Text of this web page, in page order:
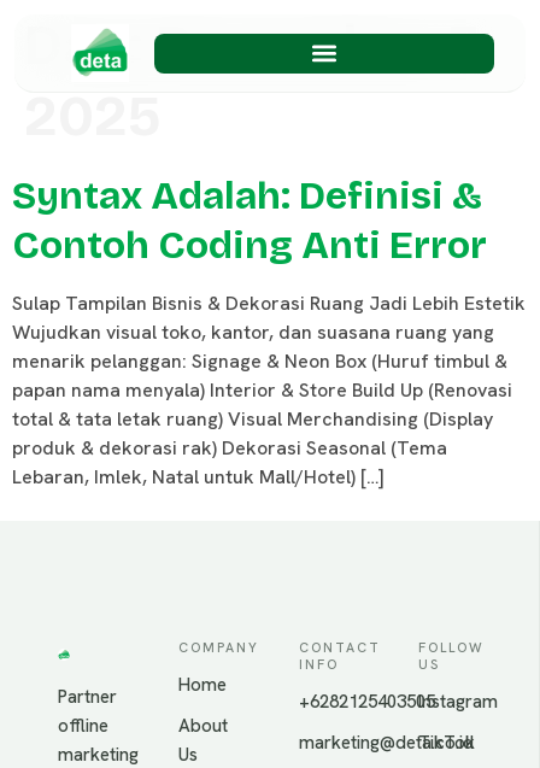
Day:December 3,
Syntax Adalah: Definisi &
Contoh Coding Anti Error
Sulap Tampilan Bisnis & Dekorasi Ruang Jadi Lebih Estetik
Wujudkan visual toko, kantor, dan suasana ruang yang
menarik pelanggan: Signage & Neon Box (Huruf timbul &
papan nama menyala) Interior & Store Build Up (Renovasi
total & tata letak ruang) Visual Merchandising (Display
produk & dekorasi rak) Dekorasi Seasonal (Tema
Lebaran, Imlek, Natal untuk Mall/Hotel) […]
Partner
offline
marketing
COMPANY
Home
About
Us
CONTACT
INFO
+6282125403505
marketing@deta.co.id
FOLLOW
US
Instagram
TikTok